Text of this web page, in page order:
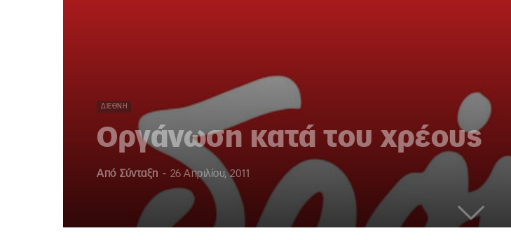
ΔΙΕΘΝΉ
Οργάνωση κατά του χρέους
Από Σύνταξη - 26 Απριλίου, 2011